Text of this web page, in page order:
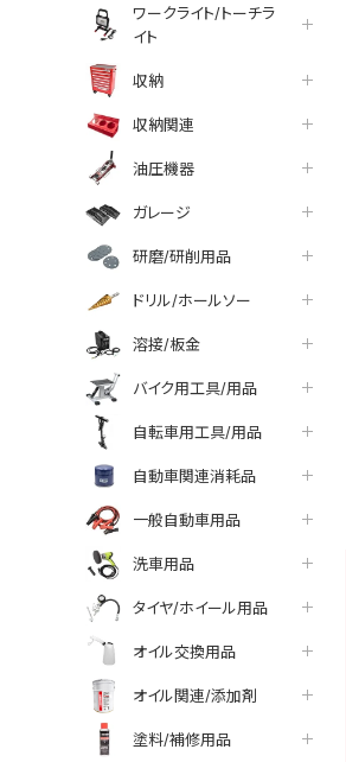
ワークライト/トーチラ
イト
収納
収納関連
油圧機器
ガレージ
研磨/研削用品
ドリル/ホールソー
溶接/板金
バイク用工具/用品
自転車用工具/用品
自動車関連消耗品
一般自動車用品
洗車用品
タイヤ/ホイール用品
オイル交換用品
オイル関連/添加剤
塗料/補修用品
facebook
line